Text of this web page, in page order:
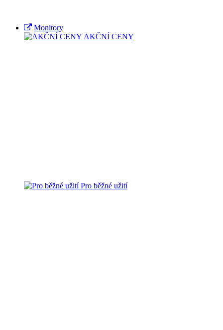
Monitory
AKČNÍ CENY
Pro běžné užití